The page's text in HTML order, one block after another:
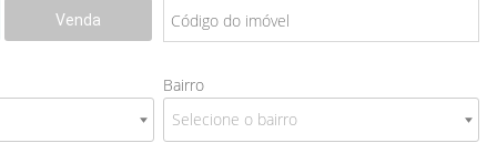
Venda
Bairro
Selecione o bairro